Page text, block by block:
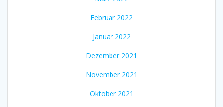
Februar 2022
Januar 2022
Dezember 2021
November 2021
Oktober 2021